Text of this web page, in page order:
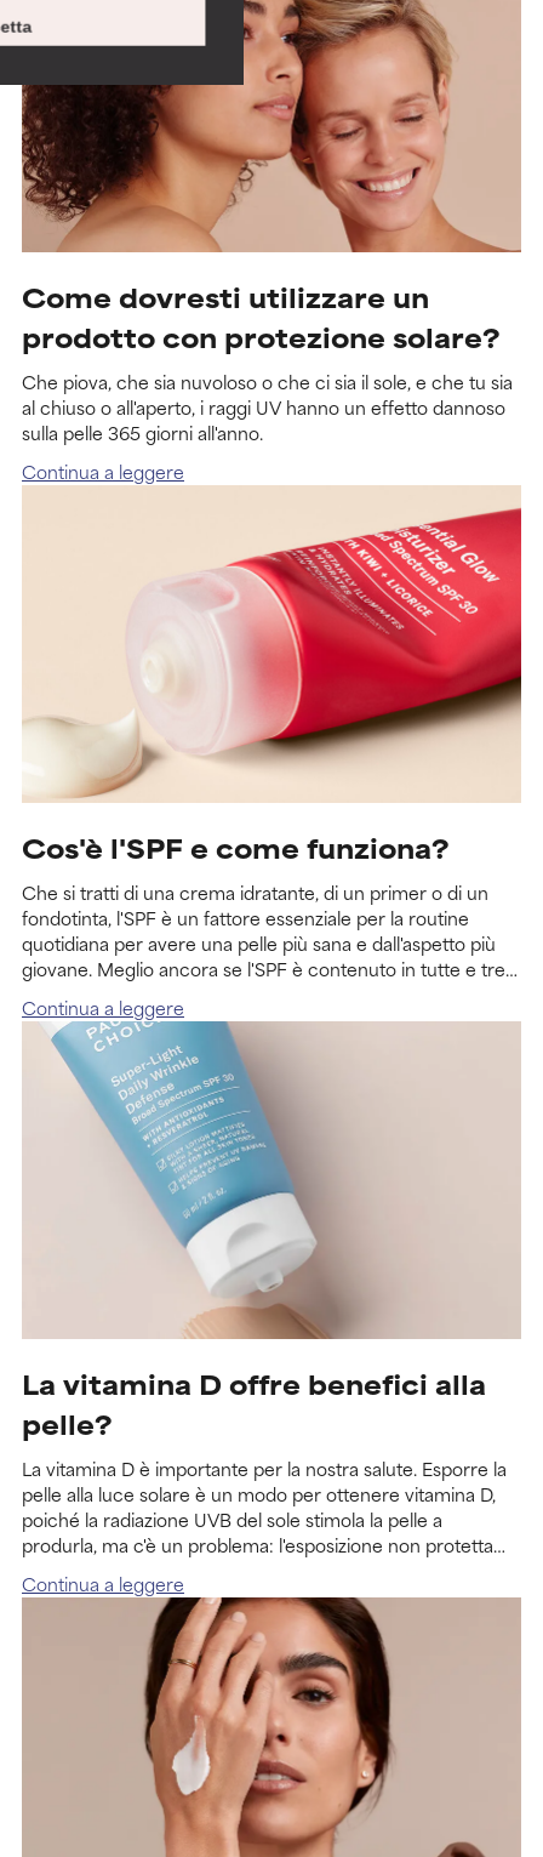
Come dovresti utilizzare un
prodotto con protezione solare?
Che piova, che sia nuvoloso o che ci sia il sole, e che tu sia
al chiuso o all'aperto, i raggi UV hanno un effetto dannoso
sulla pelle 365 giorni all'anno.
Continua a leggere
Cos'è l'SPF e come funziona?
Che si tratti di una crema idratante, di un primer o di un
fondotinta, l'SPF è un fattore essenziale per la routine
quotidiana per avere una pelle più sana e dall'aspetto più
giovane. Meglio ancora se l'SPF è contenuto in tutte e tre!
Ma come funziona esattamente l'SPF e come viene
misurato?
Continua a leggere
La vitamina D offre benefici alla
pelle?
La vitamina D è importante per la nostra salute. Esporre la
pelle alla luce solare è un modo per ottenere vitamina D,
poiché la radiazione UVB del sole stimola la pelle a
produrla, ma c'è un problema: l'esposizione non protetta
danneggia la pelle. Inoltre, per la maggior parte delle
persone, l'esposizione al sole non è comunque un modo
efficace per ottenere la vitamina D.
Continua a leggere